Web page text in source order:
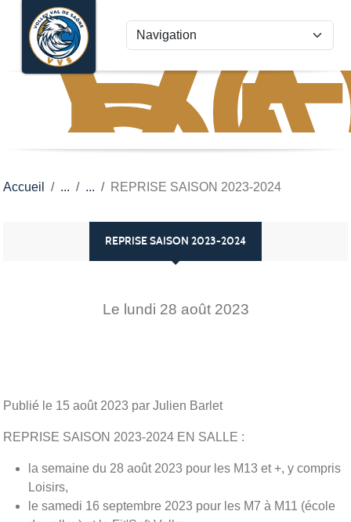
Accueil REPRISE SAISON 2023-2024
REPRISE SAISON 2023-2024
Le lundi 28 août 2023
Publié le 15 août 2023 par Julien Barlet
REPRISE SAISON 2023-2024 EN SALLE :
la semaine du 28 août 2023 pour les M13 et +, y compris
Loisirs,
le samedi 16 septembre 2023 pour les M7 à M11 (école
Panneau de gestion des cookies